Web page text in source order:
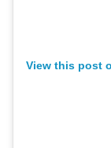
View this post